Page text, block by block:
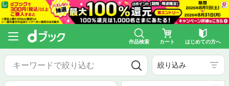
作品検索 カート はじめての方へ
絞り込み